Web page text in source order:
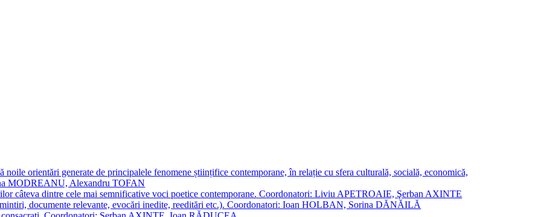
noile orientări generate de principalele fenomene științifice contemporane, în relație cu sfera culturală, socială, economică,
MODREANU, Alexandru TOFAN
câteva dintre cele mai semnificative voci poetice contemporane. Coordonatori: Liviu APETROAIE, Şerban AXINTE
documente relevante, evocări inedite, reeditări etc.). Coordonatori: Ioan HOLBAN, Sorina DĂNĂILĂ